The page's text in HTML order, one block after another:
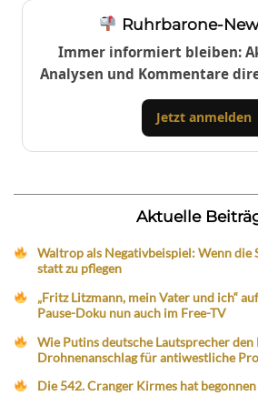
Ruhrbarone-
Immer informiert bleiben:
Analysen und Kommentare
Jetzt anmelden
Aktuelle
Waltrop als Negativbeispiel: Wenn die
statt zu pflegen
„Fritz Litzmann, mein Vater und ich“
Pause-Doku nun auch im Free-TV
Wie Putins deutsche Lautsprecher den
Drohnenanschlag für antiwestliche
Die 542. Cranger Kirmes hat begonnen